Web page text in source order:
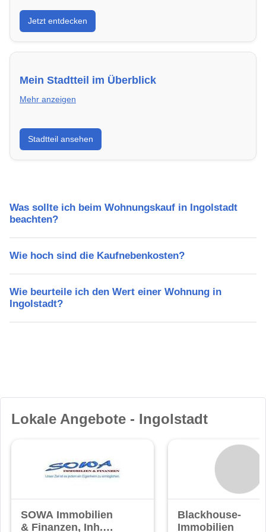
Entdecke Neubauprojekte in Ingolstadt – modern,
energieeffizient und sofort bezugsfertig.
Jetzt entdecken
Mein Stadtteil im Überblick
Mehr anzeigen
Erfahre mehr über deinen Stadtteil in Ingolstadt:
Lebensqualität, Verkehrsanbindung, Schulen,
Freizeitmöglichkeiten und Mietpreise.
Stadtteil ansehen
Was sollte ich beim Wohnungskauf in Ingolstadt
beachten?
Wie hoch sind die Kaufnebenkosten?
Wie beurteile ich den Wert einer Wohnung in
Ingolstadt?
Lokale Angebote - Ingolstadt
SOWA Immobilien
& Finanzen, Inh.
Blackhouse-
Immobilien